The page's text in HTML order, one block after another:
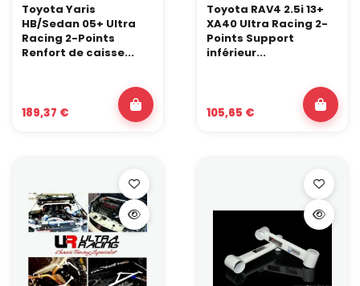
Toyota Yaris
HB/Sedan 05+ Ultra
Racing 2-Points
Renfort de caisse...
189,37 €
Toyota RAV4 2.5i 13+
XA40 Ultra Racing 2-
Points Support
inférieur...
105,65 €